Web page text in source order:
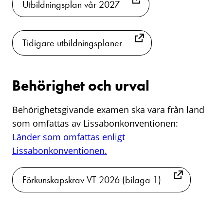
Utbildningsplan vår 2027
Tidigare utbildningsplaner
Behörighet och urval
Behörighetsgivande examen ska vara från land
som omfattas av Lissabonkonventionen:
Länder som omfattas enligt
Lissabonkonventionen.
Förkunskapskrav VT 2026 (bilaga 1)